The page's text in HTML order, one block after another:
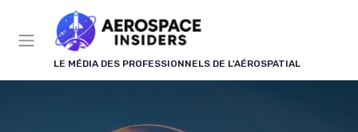
LE MÉDIA DES PROFESSIONNELS DE L'AÉROSPATIAL
Panneau de gestion des cookies